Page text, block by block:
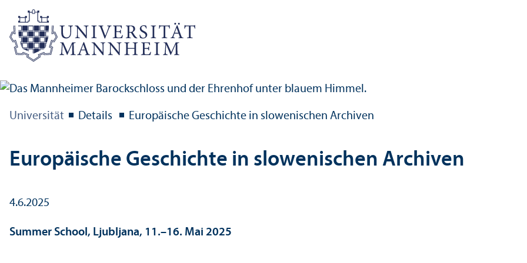
Universität Details Europäische Geschichte in slowenischen Archiven
Europäische Geschichte in slowenischen Archiven
4.6.2025
Summer School, Ljubljana, 11.–16. Mai 2025